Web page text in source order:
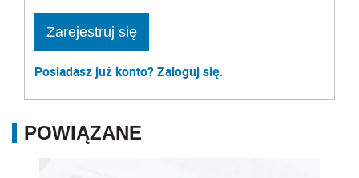
Zarejestruj się
Posiadasz już konto? Zaloguj się.
POWIĄZANE